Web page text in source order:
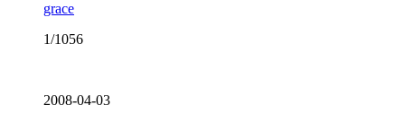
grace
1/1056
2008-04-03